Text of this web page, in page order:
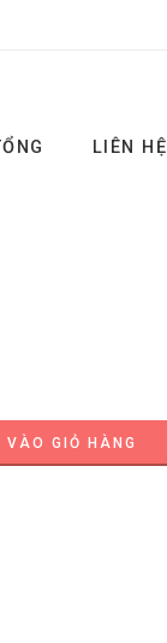
LIÊN HỆ
VÀO GIỎ HÀNG